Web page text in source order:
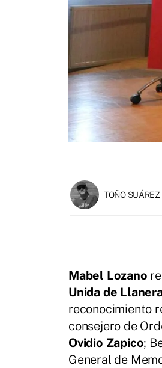
TOÑO SUÁREZ
Mabel Lozano
Unida de
reconocimiento
consejero de
Ovidio Zapico;
General de